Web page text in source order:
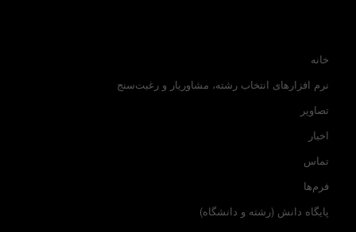
خانه
نرم افزارهای انتخاب رشته، مشاوریار و رغبت‌سنج
تصاویر
اخبار
تماس
فرم‌ها
پایگاه دانش (رشته و دانشگاه)